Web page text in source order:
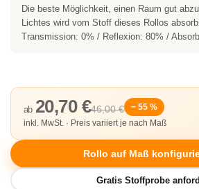
Die beste Möglichkeit, einen Raum gut
Lichtes wird vom Stoff dieses Rollos
Transmission: 0% / Reflexion: 80% /
46,00 €
ab 20,70 €
− 55 %
inkl. MwSt. · Preis variiert je nach Maß
Rollo auf Maß